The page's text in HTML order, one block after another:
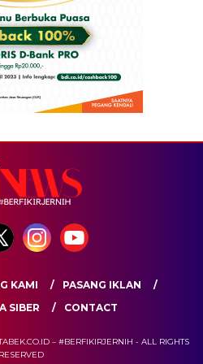
KAMI
PASANG IKLAN
SIBER
CONTACT
– #BERFIKIRJERNIH - ALL RIGHTS
RESERVED